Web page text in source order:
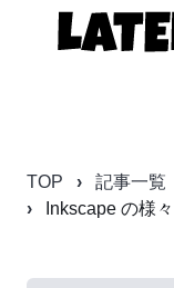
TOP
記事一覧
Inkscape の様